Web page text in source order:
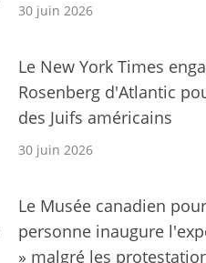
30 juin 2026
Le New York Times
Rosenberg d'Atlantic
des Juifs américains
30 juin 2026
Le Musée canadien
personne inaugure
» malgré les